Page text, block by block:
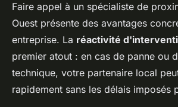
Faire appel à un spécialiste de
Ouest présente des avantages
entreprise. La réactivité
premier atout : en cas de panne ou
technique, votre partenaire local
rapidement sans les délais imposés